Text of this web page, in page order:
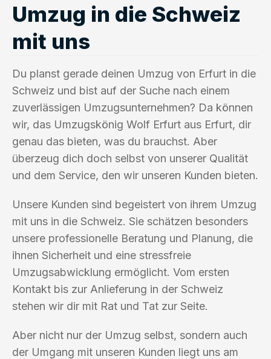
Umzug in die Schweiz
mit uns
Du planst gerade deinen Umzug von Erfurt in die
Schweiz und bist auf der Suche nach einem
zuverlässigen Umzugsunternehmen? Da können
wir, das Umzugskönig Wolf Erfurt aus Erfurt, dir
genau das bieten, was du brauchst. Aber
überzeug dich doch selbst von unserer Qualität
und dem Service, den wir unseren Kunden bieten.
Unsere Kunden sind begeistert von ihrem Umzug
mit uns in die Schweiz. Sie schätzen besonders
unsere professionelle Beratung und Planung, die
ihnen Sicherheit und eine stressfreie
Umzugsabwicklung ermöglicht. Vom ersten
Kontakt bis zur Anlieferung in der Schweiz
stehen wir dir mit Rat und Tat zur Seite.
Aber nicht nur der Umzug selbst, sondern auch
der Umgang mit unseren Kunden liegt uns am